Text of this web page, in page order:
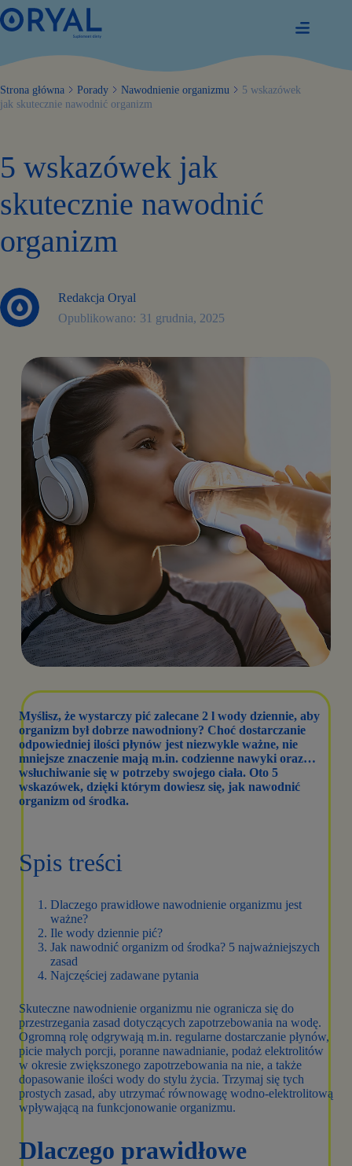
Przejdź
do
treści
Strona główna Porady Nawodnienie organizmu
5 wskazówek
jak skutecznie nawodnić organizm
5 wskazówek jak
skutecznie nawodnić
organizm
Redakcja Oryal
31 grudnia, 2025
Myślisz, że wystarczy pić zalecane 2 l wody dziennie, aby
organizm był dobrze nawodniony? Choć dostarczanie
odpowiedniej ilości płynów jest niezwykle ważne, nie
mniejsze znaczenie mają m.in. codzienne nawyki oraz…
wsłuchiwanie się w potrzeby swojego ciała. Oto 5
wskazówek, dzięki którym dowiesz się, jak nawodnić
organizm od środka.
Spis treści
Dlaczego prawidłowe nawodnienie organizmu jest
ważne?
Ile wody dziennie pić?
Jak nawodnić organizm od środka? 5 najważniejszych
zasad
Najczęściej zadawane pytania
Skuteczne nawodnienie organizmu nie ogranicza się do
przestrzegania zasad dotyczących zapotrzebowania na wodę.
Ogromną rolę odgrywają m.in. regularne dostarczanie płynów,
picie małych porcji, poranne nawadnianie, podaż elektrolitów
w okresie zwiększonego zapotrzebowania na nie, a także
dopasowanie ilości wody do stylu życia. Trzymaj się tych
prostych zasad, aby utrzymać równowagę wodno-elektrolitową
wpływającą na funkcjonowanie organizmu.
Dlaczego prawidłowe